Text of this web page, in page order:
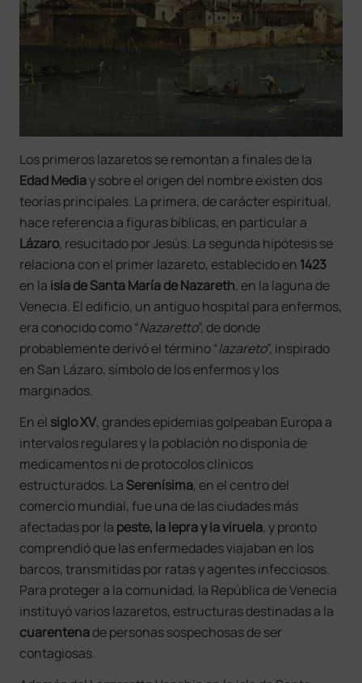
Los primeros lazaretos se remontan a finales de la
Edad Mediay sobre el origen del nombre existen dos
teorías principales. La primera, de carácter espiritual,
hace referencia a figuras bíblicas, en particular a
Lázaro, resucitado por Jesús. La segunda hipótesis se
relaciona con el primer lazareto, establecido en 1423
en la isla de Santa María de Nazareth, en la laguna de
Venecia. El edificio, un antiguo hospital para enfermos,
era conocido como “Nazaretto”, de donde
probablemente derivó el término “lazareto”, inspirado
en San Lázaro, símbolo de los enfermos y los
marginados.
En el siglo XV, grandes epidemias golpeaban Europa a
intervalos regulares y la población no disponía de
medicamentos ni de protocolos clínicos
estructurados. La Serenísima, en el centro del
comercio mundial, fue una de las ciudades más
afectadas por la peste, la lepra y la viruela, y pronto
comprendió que las enfermedades viajaban en los
barcos, transmitidas por ratas y agentes infecciosos.
Para proteger a la comunidad, la República de Venecia
instituyó varios lazaretos, estructuras destinadas a la
cuarentenade personas sospechosas de ser
contagiosas.